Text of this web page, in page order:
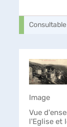
Image
Vue
l'Eglise et